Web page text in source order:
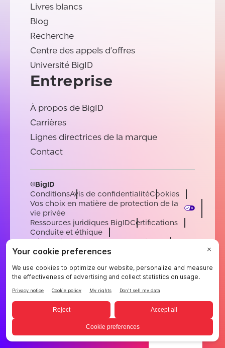
Livres blancs
Blog
Recherche
Centre des appels d'offres
Université BigID
Entreprise
À propos de BigID
Carrières
Lignes directrices de la marque
Contact
©BigID
ConditionsAvis de confidentialitéCookies
Vos choix en matière de protection de la
vie privée
Ressources juridiques BigIDCertifications
Conduite et éthique
Déclaration sur l'esclavage moderne
Sous-processeursSoutien
EnglishGermanFrenchSpanishPortuguese
French